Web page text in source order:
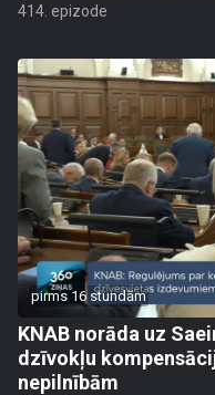
414. epizode
pirms 16 stundām
KNAB norāda uz
dzīvokļu
nepilnībām